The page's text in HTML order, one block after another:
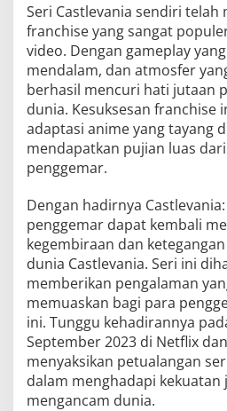
Seri Castlevania sendiri telah
franchise yang sangat
video. Dengan gameplay
mendalam, dan atmosfer
berhasil mencuri hati jutaan
dunia. Kesuksesan franchise
adaptasi anime yang tayang
mendapatkan pujian luas
penggemar.
Dengan hadirnya
penggemar dapat kembali
kegembiraan dan
dunia Castlevania. Seri ini
memberikan pengalaman
memuaskan bagi para
ini. Tunggu kehadirannya
September 2023 di Netflix
menyaksikan petualangan
dalam menghadapi kekuatan
mengancam dunia.